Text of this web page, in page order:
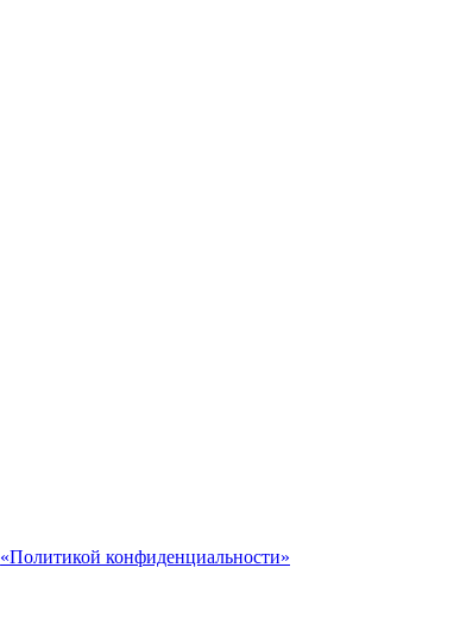
«Политикой конфиденциальности»